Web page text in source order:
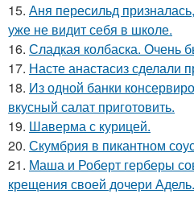
15. Аня пересильд
уже не видит себя в школе.
16. Сладкая колбаска. Очень
17. Насте анастасиз сделали
18. Из одной банки
вкусный салат приготовить.
19. Шаверма с курицей.
20. Скумбрия в пикантном
21. Маша и Роберт герберы
крещения своей дочери Адель.